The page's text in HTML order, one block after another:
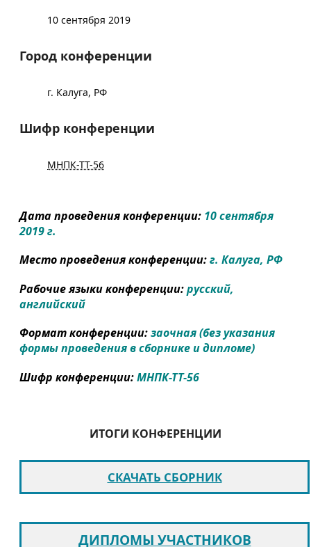
10 сентября 2019
Город конференции
г. Калуга, РФ
Шифр конференции
МНПК-ТТ-56
Дата проведения конференции: 10 сентября
2019 г.
Место проведения конференции:г. Калуга, РФ
Рабочие языки конференции:русский,
английский
Формат конференции:заочная (без указания
формы проведения в сборнике и дипломе)
Шифр конференции:МНПК-ТТ-56
ИТОГИ КОНФЕРЕНЦИИ
СКАЧАТЬ СБОРНИК
ДИПЛОМЫ УЧАСТНИКОВ